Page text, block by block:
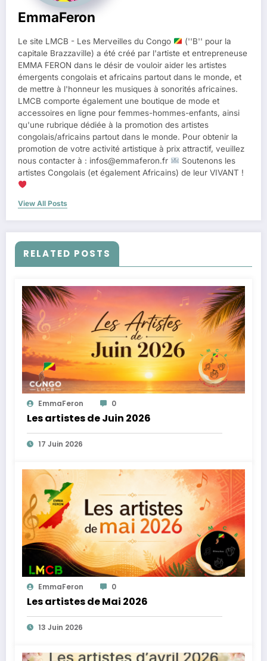
EmmaFeron
Le site LMCB - Les Merveilles du Congo
(''B'' pour la
capitale Brazzaville) a été créé par l'artiste et entrepreneuse
EMMA FERON dans le désir de vouloir aider les artistes
émergents congolais et africains partout dans le monde, et
de mettre à l'honneur les musiques à sonorités africaines.
LMCB comporte également une boutique de mode et
accessoires en ligne pour femmes-hommes-enfants, ainsi
qu'une rubrique dédiée à la promotion des artistes
congolais/africains partout dans le monde. Pour obtenir la
promotion de votre activité artistique à prix attractif, veuillez
nous contacter à : infos@emmaferon.fr
Soutenons les
artistes Congolais (et également Africains) de leur VIVANT !
View All Posts
RELATED POSTS
EmmaFeron 0
Les artistes de Juin 2026
17 Juin 2026
EmmaFeron 0
Les artistes de Mai 2026
13 Juin 2026